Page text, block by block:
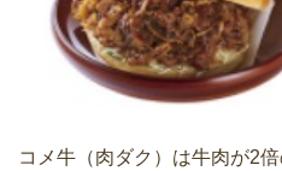
コメ牛（肉ダク）は牛肉が2